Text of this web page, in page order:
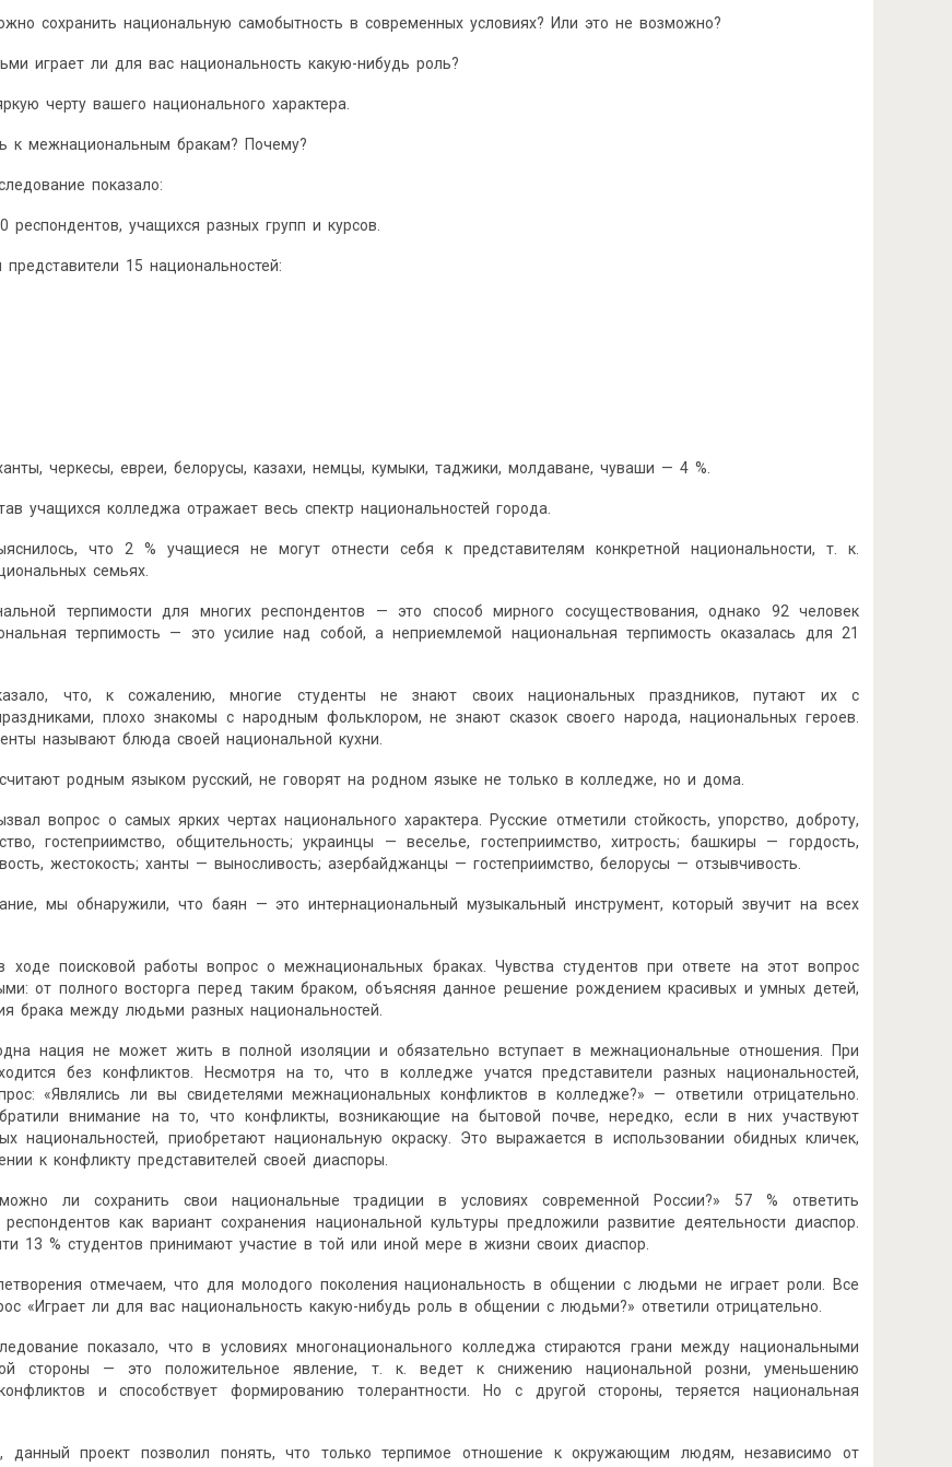
сохранить национальную самобытность в современных условиях? Или это не возможно?
играет ли для вас национальность какую-нибудь роль?
черту вашего национального характера.
к межнациональным бракам? Почему?
показало:
респондентов, учащихся разных групп и курсов.
15 национальностей:
черкесы, евреи, белорусы, казахи, немцы, кумыки, таджики, молдаване, чуваши — 4 %.
учащихся колледжа отражает весь спектр национальностей города.
что 2 % учащиеся не могут отнести себя к представителям конкретной национальности, т. к.
семьях.
терпимости для многих респондентов — это способ мирного сосуществования, однако 92 человек
терпимость — это усилие над собой, а неприемлемой национальная терпимость оказалась для 21
что, к сожалению, многие студенты не знают своих национальных праздников, путают их с
плохо знакомы с народным фольклором, не знают сказок своего народа, национальных героев.
называют блюда своей национальной кухни.
родным языком русский, не говорят на родном языке не только в колледже, но и дома.
вопрос о самых ярких чертах национального характера. Русские отметили стойкость, упорство, доброту,
гостеприимство, общительность; украинцы — веселье, гостеприимство, хитрость; башкиры — гордость,
жестокость; ханты — выносливость; азербайджанцы — гостеприимство, белорусы — отзывчивость.
мы обнаружили, что баян — это интернациональный музыкальный инструмент, который звучит на всех
ходе поисковой работы вопрос о межнациональных браках. Чувства студентов при ответе на этот вопрос
от полного восторга перед таким браком, объясняя данное решение рождением красивых и умных детей,
брака между людьми разных национальностей.
нация не может жить в полной изоляции и обязательно вступает в межнациональные отношения. При
без конфликтов. Несмотря на то, что в колледже учатся представители разных национальностей,
«Являлись ли вы свидетелями межнациональных конфликтов в колледже?» — ответили отрицательно.
внимание на то, что конфликты, возникающие на бытовой почве, нередко, если в них участвуют
национальностей, приобретают национальную окраску. Это выражается в использовании обидных кличек,
к конфликту представителей своей диаспоры.
ли сохранить свои национальные традиции в условиях современной России?» 57 % ответить
как вариант сохранения национальной культуры предложили развитие деятельности диаспор.
13 % студентов принимают участие в той или иной мере в жизни своих диаспор.
отмечаем, что для молодого поколения национальность в общении с людьми не играет роли. Все
«Играет ли для вас национальность какую-нибудь роль в общении с людьми?» ответили отрицательно.
показало, что в условиях многонационального колледжа стираются грани между национальными
стороны — это положительное явление, т. к. ведет к снижению национальной розни, уменьшению
и способствует формированию толерантности. Но с другой стороны, теряется национальная
проект позволил понять, что только терпимое отношение к окружающим людям, независимо от